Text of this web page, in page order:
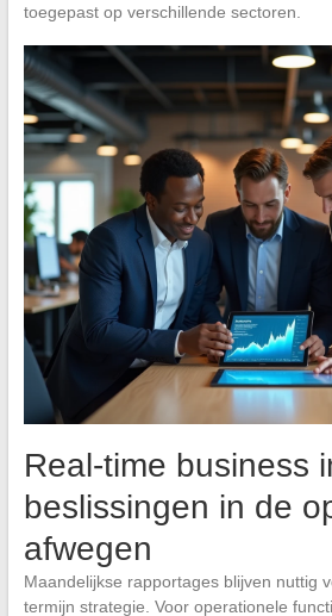
toegepast op verschillende sectoren.
Real-time business
beslissingen in de
afwegen
Maandelijkse rapportages blijven nuttig
termijn strategie. Voor operationele